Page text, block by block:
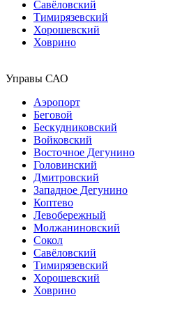
Савёловский
Тимирязевский
Хорошевский
Ховрино
Управы САО
Аэропорт
Беговой
Бескудниковский
Войковский
Восточное Дегунино
Головинский
Дмитровский
Западное Дегунино
Коптево
Левобережный
Молжаниновский
Сокол
Савёловский
Тимирязевский
Хорошевский
Ховрино